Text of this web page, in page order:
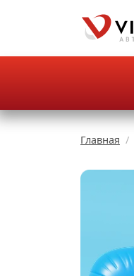
Главная